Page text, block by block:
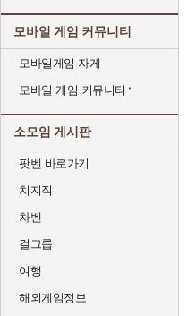
모바일 게임 커뮤니티
모바일게임 자게
모바일 게임 커뮤니티
소모임 게시판
팟벤 바로가기
치지직
차벤
걸그룹
여행
해외게임정보